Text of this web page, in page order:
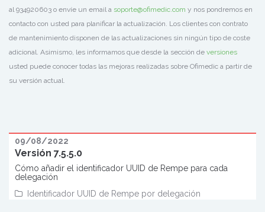
al 934920603 o envíe un email a soporte@ofimedic.com y nos pondremos en
contacto con usted para planificar la actualización. Los clientes con contrato
de mantenimiento disponen de las actualizaciones sin ningún tipo de coste
adicional. Asimismo, les informamos que desde la sección de versiones
usted puede conocer todas las mejoras realizadas sobre Ofimedic a partir de
su versión actual.
09/08/2022
Versión 7.5.5.0
Cómo añadir el identificador UUID de Rempe para cada
delegación
Identificador UUID de Rempe por delegación